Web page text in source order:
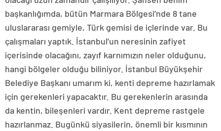
başkanlığımda, bütün Marmara Bölgesi’nde 8 tane
uluslararası gemiyle, Türk gemisi de içlerinde var. Bu
çalışmaları yaptık. İstanbul’un neresinin zafiyet
içerisinde olacağını, zayıf karnımızın neler olduğunu,
hangi bölgeler olduğu biliniyor. İstanbul Büyükşehir
Belediye Başkanı umarım ki, kenti depreme hazırlamak
için gerekenleri yapacaktır. Bu gerekenlerin arasında
da kentin, bileşenleri vardır. Kent depreme rastgele
hazırlanmaz. Bugünkü siyasilerin, önemli bir kısmının